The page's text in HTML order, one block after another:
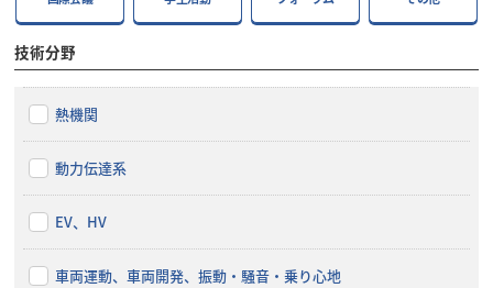
技術分野
熱機関
動力伝達系
EV、HV
車両運動、車両開発、振動・騒音・乗り心地